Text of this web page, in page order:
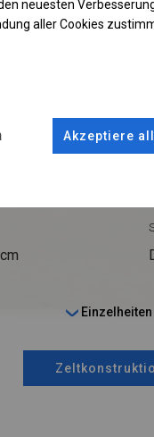
Einzelheiten
neuesten
aller Cookies
Akzeptiere